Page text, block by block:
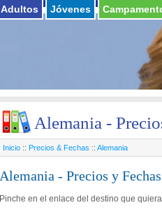
Adultos Jóvenes
Alemania -
Inicio :: Precios & Fechas :: Alemania
Alemania - Precios y Fechas
Pinche en el enlace del destino que